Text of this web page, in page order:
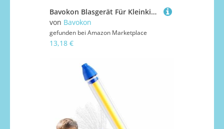
Bavokon Blasgerät Für Kleinkinder - Automatischer Halloween-Seifenblasenbläser,Sommerspielzeug Geburtstagsgeschenk Für Draußen Mädchen Kleinkinder
von Bavokon
gefunden bei Amazon Marketplace
13,18 €